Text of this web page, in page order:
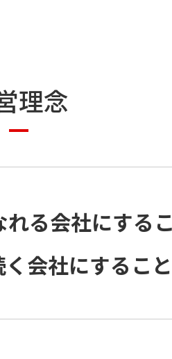
理念
る会社にするこ
会社にすること